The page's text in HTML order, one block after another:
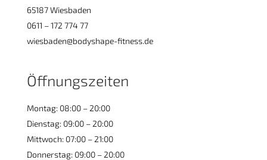
65187 Wiesbaden
0611 – 172 774 77
wiesbaden@bodyshape-fitness.de
Öffnungszeiten
Montag: 08:00 – 20:00
Dienstag: 09:00 – 20:00
Mittwoch: 07:00 – 21:00
Donnerstag: 09:00 – 20:00